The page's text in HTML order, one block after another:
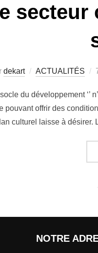
dekart ACTUALITÉS
du développement
pouvant offrir des
culturel laisse à désirer.
NOTRE